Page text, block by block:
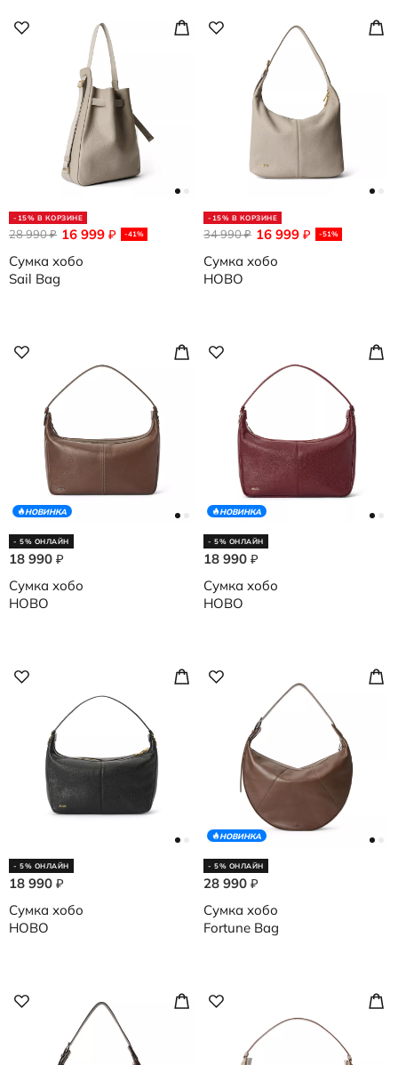
-15% В КОРЗИНЕ
16 999 ₽ -41%
28 990₽
Сумка хобо
Sail Bag
-15% В КОРЗИНЕ
16 999 ₽ -51%
34 990₽
Сумка хобо
HOBO
НОВИНКА
- 5% ОНЛАЙН
18 990 ₽
Сумка хобо
HOBO
НОВИНКА
- 5% ОНЛАЙН
18 990 ₽
Сумка хобо
HOBO
- 5% ОНЛАЙН
18 990 ₽
Сумка хобо
HOBO
НОВИНКА
- 5% ОНЛАЙН
28 990 ₽
Сумка хобо
Fortune Bag